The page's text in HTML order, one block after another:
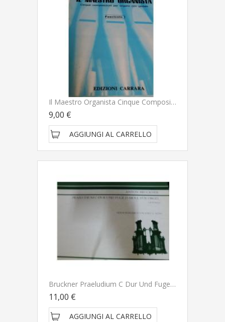
Il Maestro Organista Cinque Composizioni Per Organo Con Pedale Fascicolo I - Edizioni Carrara
9,00 €
AGGIUNGI AL CARRELLO
Bruckner Praeludium C Dur Und Fuge D Moll Fur Orgel Op. Posth
11,00 €
AGGIUNGI AL CARRELLO